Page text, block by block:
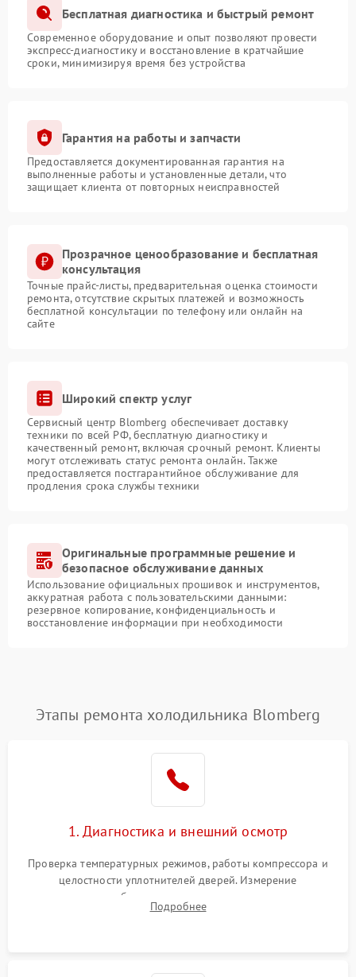
Бесплатная диагностика и быстрый ремонт
Современное оборудование и опыт позволяют провести
экспресс-диагностику и восстановление в кратчайшие
сроки, минимизируя время без устройства
Гарантия на работы и запчасти
Предоставляется документированная гарантия на
выполненные работы и установленные детали, что
защищает клиента от повторных неисправностей
Прозрачное ценообразование и бесплатная
консультация
Точные прайс-листы, предварительная оценка стоимости
ремонта, отсутствие скрытых платежей и возможность
бесплатной консультации по телефону или онлайн на
сайте
Широкий спектр услуг
Сервисный центр Blomberg обеспечивает доставку
техники по всей РФ, бесплатную диагностику и
качественный ремонт, включая срочный ремонт. Клиенты
могут отслеживать статус ремонта онлайн. Также
предоставляется постгарантийное обслуживание для
продления срока службы техники
Оригинальные программные решение и
безопасное обслуживание данных
Использование официальных прошивок и инструментов,
аккуратная работа с пользовательскими данными:
резервное копирование, конфиденциальность и
восстановление информации при необходимости
Этапы ремонта холодильника Blomberg
1. Диагностика и внешний осмотр
Проверка температурных режимов, работы компрессора и
целостности уплотнителей дверей. Измерение
сопротивления обмоток мотора, проверка термостата и
считывание кодов ошибок с электронного дисплея.
Подробнее